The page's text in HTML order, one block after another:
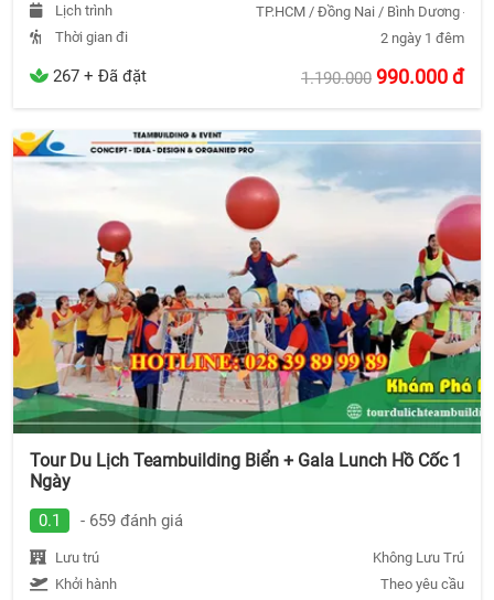
Lịch trình
TP.HCM / Đồng Nai / Bình Dương -
Thời gian đi
2 ngày 1 đêm
267 + Đã đặt 1.190.000 990.000đ
Tour Du Lịch Teambuilding Biển + Gala Lunch Hồ Cốc 1
Ngày
0.1 - 659 đánh giá
Lưu trú
Không Lưu Trú
Khởi hành
Theo yêu cầu